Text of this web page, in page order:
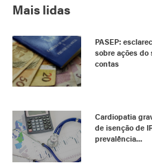
Mais lidas
PASEP:
sobre ações do
contas
Cardiopatia
de isenção de
prevalência...